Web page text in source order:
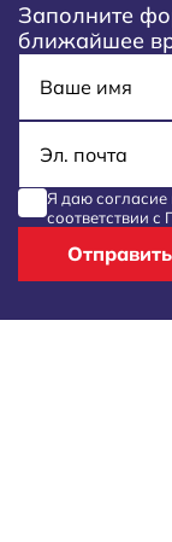
Заполните
ближайшее
Я даю
соответствии с
Отправить